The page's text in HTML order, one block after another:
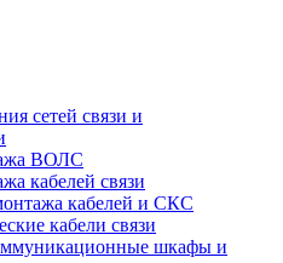
сетей связи и
ВОЛС
кабелей связи
кабелей и СКС
кабели связи
шкафы и